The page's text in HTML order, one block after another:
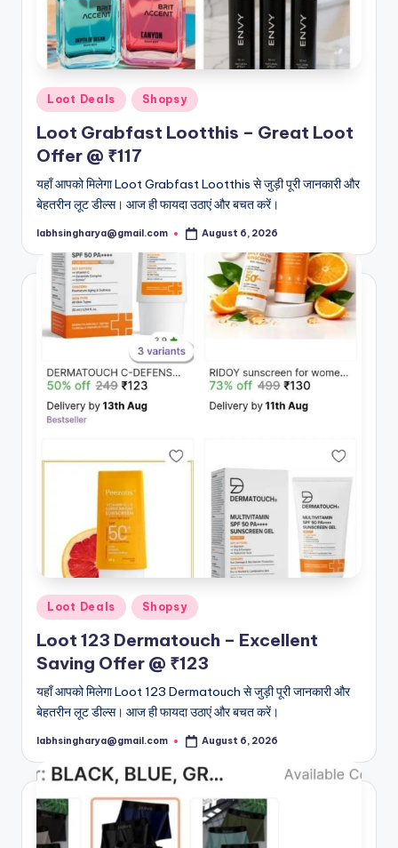
Posted
in
Loot Deals Shopsy
Loot Grabfast Lootthis – Great Loot
Offer @ ₹117
यहाँ आपको मिलेगा Loot Grabfast Lootthis से जुड़ी पूरी जानकारी और
बेहतरीन लूट डील्स। आज ही फायदा उठाएं और बचत करें।
Posted
labhsingharya@gmail.com August 6, 2026
Posted
in
Loot Deals Shopsy
Loot 123 Dermatouch – Excellent
Saving Offer @ ₹123
यहाँ आपको मिलेगा Loot 123 Dermatouch से जुड़ी पूरी जानकारी और
बेहतरीन लूट डील्स। आज ही फायदा उठाएं और बचत करें।
Posted
labhsingharya@gmail.com August 6, 2026